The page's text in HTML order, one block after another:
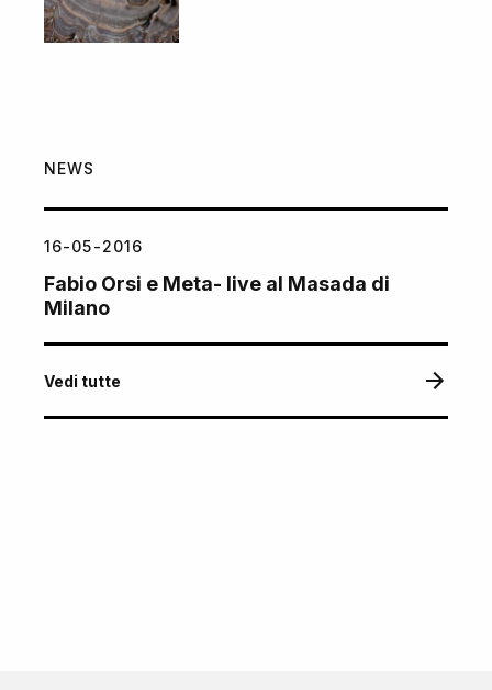
NEWS
16-05-2016
Fabio Orsi e Meta- live al Masada di
Milano
Vedi tutte